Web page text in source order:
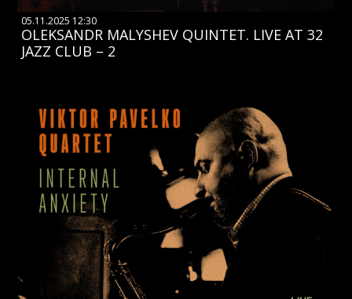
05.11.2025 12:30
OLEKSANDR MALYSHEV QUINTET. LIVE AT 32
JAZZ CLUB – 2